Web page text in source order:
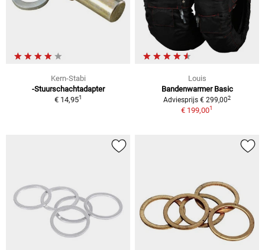
Kern-Stabi
-Stuurschachtadapter
€ 14,951
Louis
Bandenwarmer Basic
Adviesprijs € 299,002
€ 199,001